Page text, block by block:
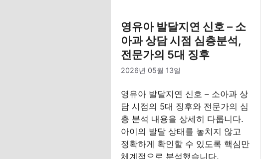
영유아 발달지연 신호 – 소
아과 상담 시점 심층분석,
전문가의 5대 징후
2026년 05월 13일
영유아 발달지연 신호 – 소아과 상
담 시점의 5대 징후와 전문가의 심
층 분석 내용을 상세히 다룹니다.
아이의 발달 상태를 놓치지 않고
정확하게 확인할 수 있도록 핵심만
체계적으로 분석했습니다.